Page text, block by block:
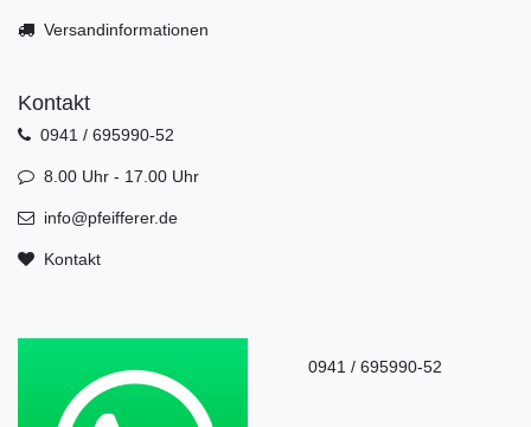
Versandinformationen
Kontakt
0941 / 695990-52
8.00 Uhr - 17.00 Uhr
info@pfeifferer.de
Kontakt
0941 / 695990-52